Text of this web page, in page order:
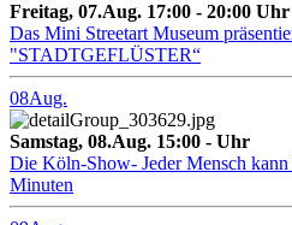
Freitag, 07.Aug. 17:00 - 20:00 Uhr
Das Mini Streetart Museum
"STADTGEFLÜSTER“
08Aug.
Samstag, 08.Aug. 15:00 - Uhr
Die Köln-Show- Jeder Mensch
Minuten